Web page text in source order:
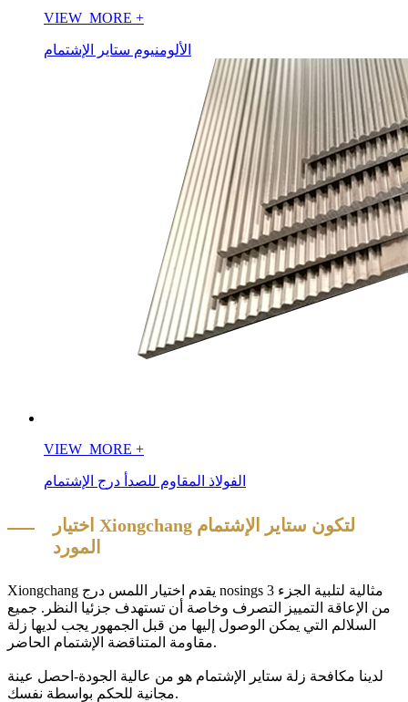
VIEW_MORE +
الألومنيوم ستاير الإشتمام
VIEW_MORE +
الفولاذ المقاوم للصدأ درج الإشتمام
اختيار Xiongchang لتكون ستاير الإشتمام
المورد
Xiongchang يقدم اختيار اللمس درج nosings مثالية لتلبية الجزء 3
من الإعاقة التمييز التصرف وخاصة أن تستهدف جزئيا النظر. جميع
السلالم التي يمكن الوصول إليها من قبل الجمهور يجب لديها زلة
مقاومة المتناقضة الإشتمام الحاضر.
لدينا مكافحة زلة ستاير الإشتمام هو من عالية الجودة-احصل عينة
مجانية للحكم بواسطة نفسك.